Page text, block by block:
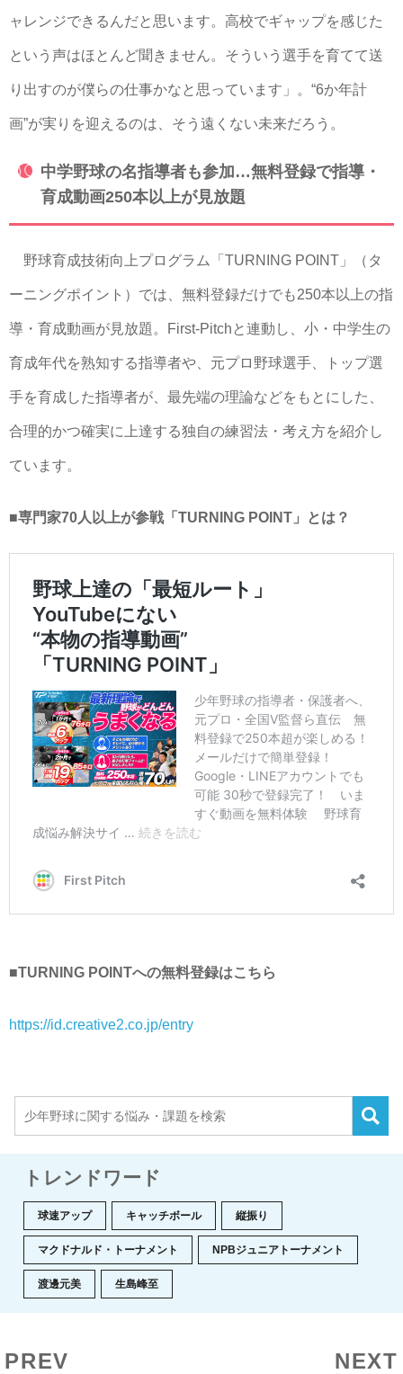
ャレンジできるんだと思います。高校でギャップを感じた
という声はほとんど聞きません。そういう選手を育てて送
り出すのが僕らの仕事かなと思っています」。“6か年計
画”が実りを迎えるのは、そう遠くない未来だろう。
中学野球の名指導者も参加…無料登録で指導・
育成動画250本以上が見放題
野球育成技術向上プログラム「TURNING POINT」（タ
ーニングポイント）では、無料登録だけでも250本以上の指
導・育成動画が見放題。First-Pitchと連動し、小・中学生の
育成年代を熟知する指導者や、元プロ野球選手、トップ選
手を育成した指導者が、最先端の理論などをもとにした、
合理的かつ確実に上達する独自の練習法・考え方を紹介し
ています。
■専門家70人以上が参戦「TURNING POINT」とは？
■TURNING POINTへの無料登録はこちら
https://id.creative2.co.jp/entry
トレンドワード
球速アップ キャッチボール 縦振り
マクドナルド・トーナメント NPBジュニアトーナメント
渡邊元美 生島峰至
PREV NEXT